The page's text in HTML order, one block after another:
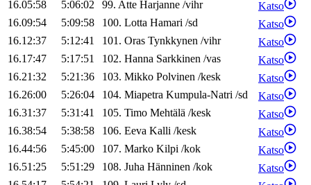
16.05:58
5:06:02 99. Atte Harjanne /vihr
Katso
16.09:54
5:09:58 100. Lotta Hamari /sd
Katso
16.12:37
5:12:41 101. Oras Tynkkynen /vihr
Katso
16.17:47
5:17:51 102. Hanna Sarkkinen /vas
Katso
16.21:32
5:21:36 103. Mikko Polvinen /kesk
Katso
16.26:00
5:26:04 104. Miapetra Kumpula-Natri /sd
Katso
16.31:37
5:31:41 105. Timo Mehtälä /kesk
Katso
16.38:54
5:38:58 106. Eeva Kalli /kesk
Katso
16.44:56
5:45:00 107. Marko Kilpi /kok
Katso
16.51:25
5:51:29 108. Juha Hänninen /kok
Katso